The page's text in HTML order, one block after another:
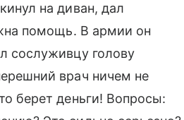
на диван, дал
помощь. В армии он
сослуживцу голову
врач ничем не
берет деньги! Вопросы: